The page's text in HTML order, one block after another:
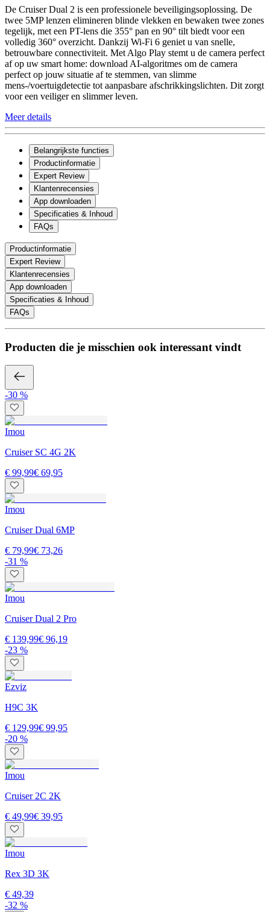
De Cruiser Dual 2 is een professionele beveiligingsoplossing. De
twee 5MP lenzen elimineren blinde vlekken en bewaken twee zones
tegelijk, met een PT-lens die 355° pan en 90° tilt biedt voor een
volledig 360° overzicht. Dankzij Wi-Fi 6 geniet u van snelle,
betrouwbare connectiviteit. Met Algo Play stemt u de camera perfect
af op uw smart home: download AI-algoritmes om de camera
perfect op jouw situatie af te stemmen, van slimme
mens-/voertuigdetectie tot aanpasbare afschrikkingslichten. Dit zorgt
voor een veiliger en slimmer leven.
Meer details
Belangrijkste functies
Productinformatie
Expert Review
Klantenrecensies
App downloaden
Specificaties & Inhoud
FAQs
Productinformatie
Expert Review
Klantenrecensies
App downloaden
Specificaties & Inhoud
FAQs
Producten die je misschien ook interessant vindt
-30 %
Imou
Cruiser SC 4G 2K
€ 99,99€ 69,95
Imou
Cruiser Dual 6MP
€ 79,99€ 73,26
-31 %
Imou
Cruiser Dual 2 Pro
€ 139,99€ 96,19
-23 %
Ezviz
H9C 3K
€ 129,99€ 99,95
-20 %
Imou
Cruiser 2C 2K
€ 49,99€ 39,95
Imou
Rex 3D 3K
€ 49,39
-32 %